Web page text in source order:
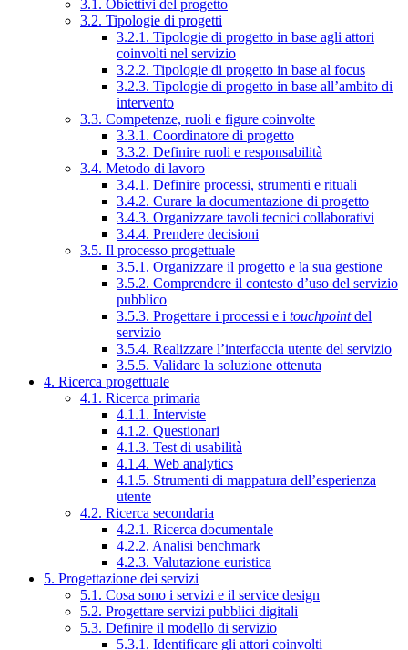
3.1. Obiettivi del progetto
3.2. Tipologie di progetti
3.2.1. Tipologie di progetto in base agli attori
coinvolti nel servizio
3.2.2. Tipologie di progetto in base al focus
3.2.3. Tipologie di progetto in base all’ambito di
intervento
3.3. Competenze, ruoli e figure coinvolte
3.3.1. Coordinatore di progetto
3.3.2. Definire ruoli e responsabilità
3.4. Metodo di lavoro
3.4.1. Definire processi, strumenti e rituali
3.4.2. Curare la documentazione di progetto
3.4.3. Organizzare tavoli tecnici collaborativi
3.4.4. Prendere decisioni
3.5. Il processo progettuale
3.5.1. Organizzare il progetto e la sua gestione
3.5.2. Comprendere il contesto d’uso del servizio
pubblico
3.5.3. Progettare i processi e i touchpointdel
servizio
3.5.4. Realizzare l’interfaccia utente del servizio
3.5.5. Validare la soluzione ottenuta
4. Ricerca progettuale
4.1. Ricerca primaria
4.1.1. Interviste
4.1.2. Questionari
4.1.3. Test di usabilità
4.1.4. Web analytics
4.1.5. Strumenti di mappatura dell’esperienza
utente
4.2. Ricerca secondaria
4.2.1. Ricerca documentale
4.2.2. Analisi benchmark
4.2.3. Valutazione euristica
5. Progettazione dei servizi
5.1. Cosa sono i servizi e il service design
5.2. Progettare servizi pubblici digitali
5.3. Definire il modello di servizio
5.3.1. Identificare gli attori coinvolti